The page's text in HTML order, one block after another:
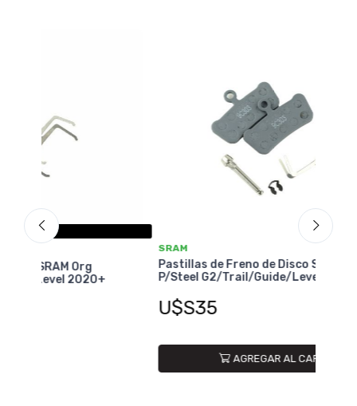
Pastillas de Freno de Disco SRAM Org
P/Steel G2/Trail/Guide/Level 4 Pist xPar
AGREGAR AL CARRITO